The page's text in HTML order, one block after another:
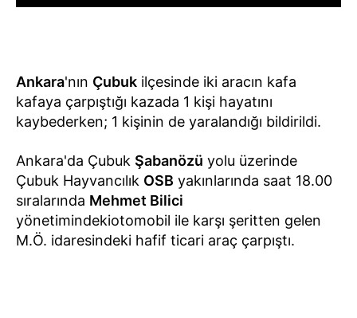
Ankara'nın Çubuk ilçesinde iki aracın kafa
kafaya çarpıştığı kazada 1 kişi hayatını
kaybederken; 1 kişinin de yaralandığı bildirildi.
Ankara'da Çubuk Şabanözü yolu üzerinde
Çubuk Hayvancılık OSB yakınlarında saat 18.00
sıralarında Mehmet Bilici
yönetimindekiotomobil ile karşı şeritten gelen
M.Ö. idaresindeki hafif ticari araç çarpıştı.